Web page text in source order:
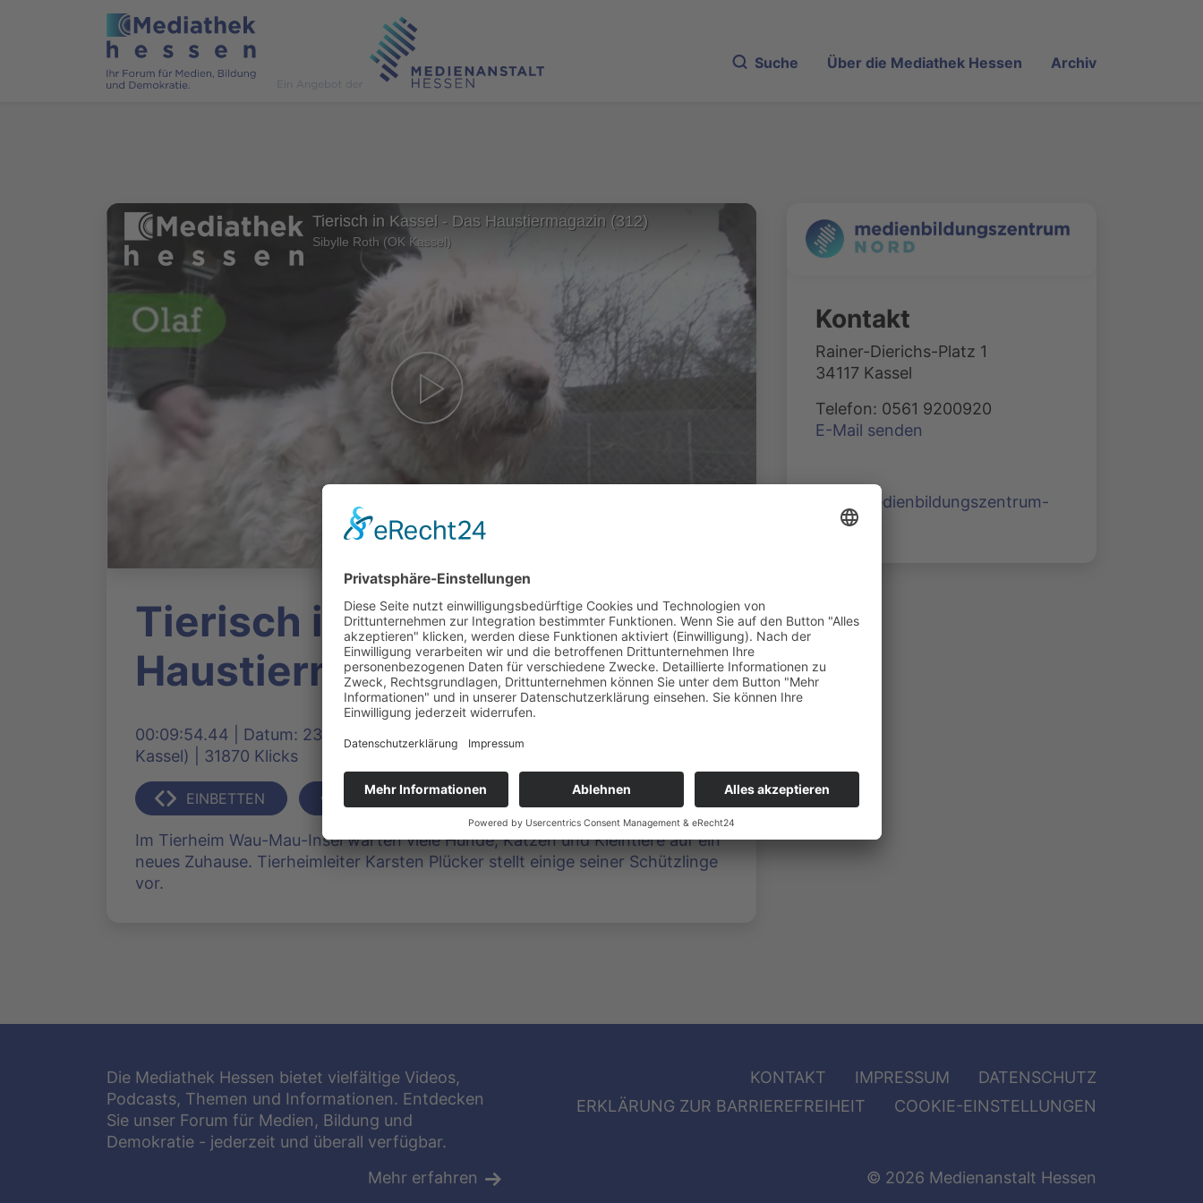
Suche Über die Mediathek Hessen Archiv
Tierisch in Kassel - Das Haustiermagazin (312)
Sibylle Roth (OK Kassel)
Tierisch in Kassel - Das
Haustiermagazin (312)
00:09:54.44 | Datum: 23.01.2020, 17:56 Uhr | Produziert: Sibylle Roth (OK
Kassel) | 31870 Klicks
EINBETTEN TEILEN
Im Tierheim Wau-Mau-Insel warten viele Hunde, Katzen und Kleintiere auf ein
neues Zuhause. Tierheimleiter Karsten Plücker stellt einige seiner Schützlinge
vor.
Kontakt
Rainer-Dierichs-Platz 1
34117 Kassel
Telefon: 0561 9200920
E-Mail senden
www.medienbildungszentrum-
nord.de
Die Mediathek Hessen bietet vielfältige Videos,
Podcasts, Themen und Informationen. Entdecken
Sie unser Forum für Medien, Bildung und
Demokratie - jederzeit und überall verfügbar.
Mehr erfahren
KONTAKT IMPRESSUM
DATENSCHUTZ
ERKLÄRUNG ZUR BARRIEREFREIHEIT
COOKIE-EINSTELLUNGEN
© 2026 Medienanstalt Hessen